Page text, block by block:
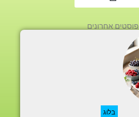
פוסטים אחרונים
בלוג